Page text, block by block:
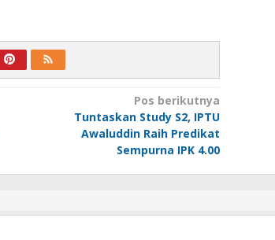
Pos berikutnya
Tuntaskan Study S2, IPTU
Awaluddin Raih Predikat
Sempurna IPK 4.00